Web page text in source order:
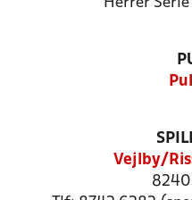
Herrer
Vejlby/
8240